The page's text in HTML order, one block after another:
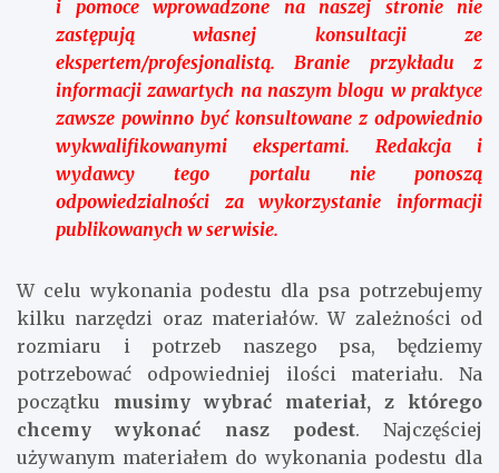
i pomoce wprowadzone na naszej stronie nie
zastępują własnej konsultacji ze
ekspertem/profesjonalistą. Branie przykładu z
informacji zawartych na naszym blogu w praktyce
zawsze powinno być konsultowane z odpowiednio
wykwalifikowanymi ekspertami. Redakcja i
wydawcy tego portalu nie ponoszą
odpowiedzialności za wykorzystanie informacji
publikowanych w serwisie.
W celu wykonania podestu dla psa potrzebujemy
kilku narzędzi oraz materiałów. W zależności od
rozmiaru i potrzeb naszego psa, będziemy
potrzebować odpowiedniej ilości materiału. Na
początku musimy wybrać materiał, z którego
chcemy wykonać nasz podest. Najczęściej
używanym materiałem do wykonania podestu dla